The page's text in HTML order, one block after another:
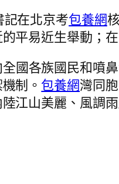
記在北京考包養網
平易近生舉動；
國各族國民和噴
制。 包養網灣同
江山美麗、風調